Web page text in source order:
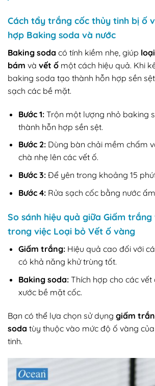
Cách tẩy trắng cốc thủy tinh bị ố
hợp Baking soda và nước
Baking soda có tính kiềm nhẹ, giúp
bám và vết ố một cách hiệu quả. Khi
baking soda tạo thành hỗn hợp sền
sạch các bề mặt.
Bước 1:Trộn một lượng nhỏ baking
thành hỗn hợp sền sệt.
Bước 2:Dùng bàn chải mềm chấm
chà nhẹ lên các vết ố.
Bước 3:Để yên trong khoảng 15
Bước 4:Rửa sạch cốc bằng nước
So sánh hiệu quả giữa Giấm
trong việc Loại bỏ Vết ố vàng
Giấm trắng:Hiệu quả cao đối với
có khả năng khử trùng tốt.
Baking soda:Thích hợp cho các vết
xước bề mặt cốc.
Bạn có thể lựa chọn sử dụng giấm
soda tùy thuộc vào mức độ ố vàng
tinh.